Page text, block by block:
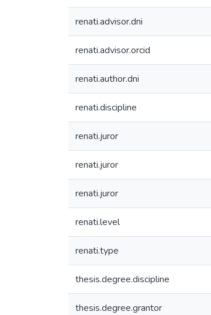
renati.advisor.dni
renati.advisor.orcid
renati.author.dni
renati.discipline
renati.juror
renati.juror
renati.juror
renati.level
renati.type
thesis.degree.discipline
thesis.degree.grantor